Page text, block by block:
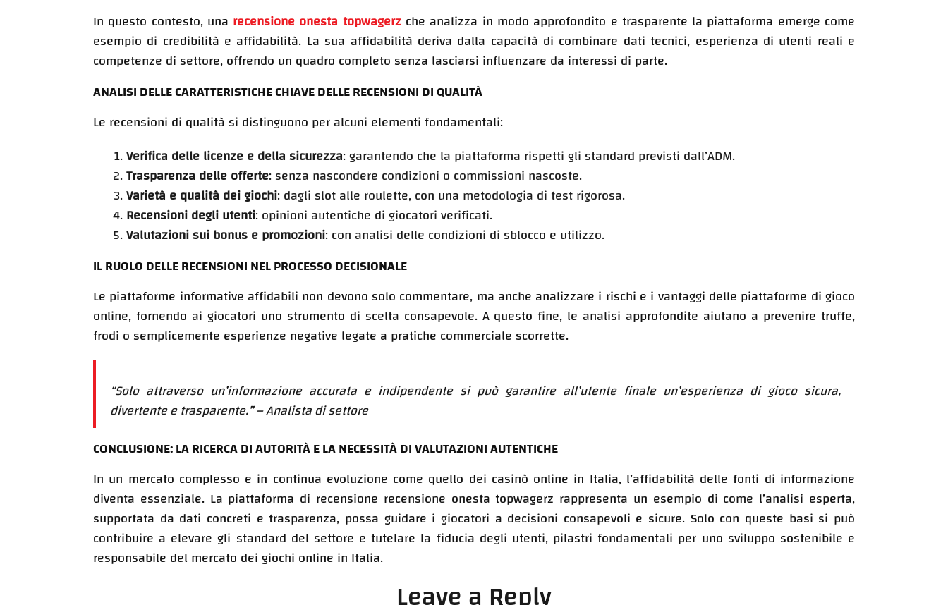
In questo contesto, una recensione onesta topwagerzche analizza in modo approfondito e trasparente la piattaforma emerge come
esempio di credibilità e affidabilità. La sua affidabilità deriva dalla capacità di combinare dati tecnici, esperienza di utenti reali e
competenze di settore, offrendo un quadro completo senza lasciarsi influenzare da interessi di parte.
ANALISI DELLE CARATTERISTICHE CHIAVE DELLE RECENSIONI DI QUALITÀ
Le recensioni di qualità si distinguono per alcuni elementi fondamentali:
Verifica delle licenze e della sicurezza: garantendo che la piattaforma rispetti gli standard previsti dall’ADM.
Trasparenza delle offerte: senza nascondere condizioni o commissioni nascoste.
Varietà e qualità dei giochi: dagli slot alle roulette, con una metodologia di test rigorosa.
Recensioni degli utenti: opinioni autentiche di giocatori verificati.
Valutazioni sui bonus e promozioni: con analisi delle condizioni di sblocco e utilizzo.
IL RUOLO DELLE RECENSIONI NEL PROCESSO DECISIONALE
Le piattaforme informative affidabili non devono solo commentare, ma anche analizzare i rischi e i vantaggi delle piattaforme di gioco
online, fornendo ai giocatori uno strumento di scelta consapevole. A questo fine, le analisi approfondite aiutano a prevenire truffe,
frodi o semplicemente esperienze negative legate a pratiche commerciale scorrette.
“Solo attraverso un’informazione accurata e indipendente si può garantire all’utente finale un’esperienza di gioco sicura,
divertente e trasparente.” – Analista di settore
CONCLUSIONE: LA RICERCA DI AUTORITÀ E LA NECESSITÀ DI VALUTAZIONI AUTENTICHE
In un mercato complesso e in continua evoluzione come quello dei casinò online in Italia, l’affidabilità delle fonti di informazione
diventa essenziale. La piattaforma di recensione recensione onesta topwagerz rappresenta un esempio di come l’analisi esperta,
supportata da dati concreti e trasparenza, possa guidare i giocatori a decisioni consapevoli e sicure. Solo con queste basi si può
contribuire a elevare gli standard del settore e tutelare la fiducia degli utenti, pilastri fondamentali per uno sviluppo sostenibile e
responsabile del mercato dei giochi online in Italia.